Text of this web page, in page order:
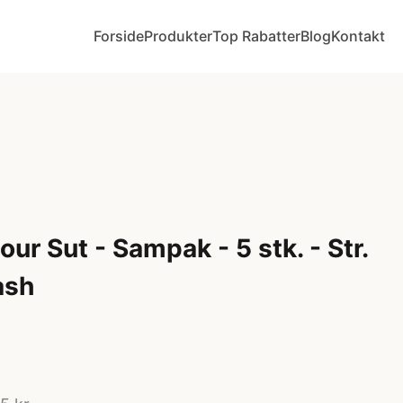
ForsideProdukterTop RabatterBlogKontakt
Sut - Sampak - 5 stk. - Str.